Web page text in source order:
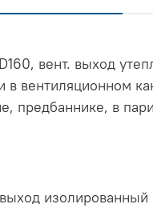
вент. выход
вентиляционном
предбаннике, в